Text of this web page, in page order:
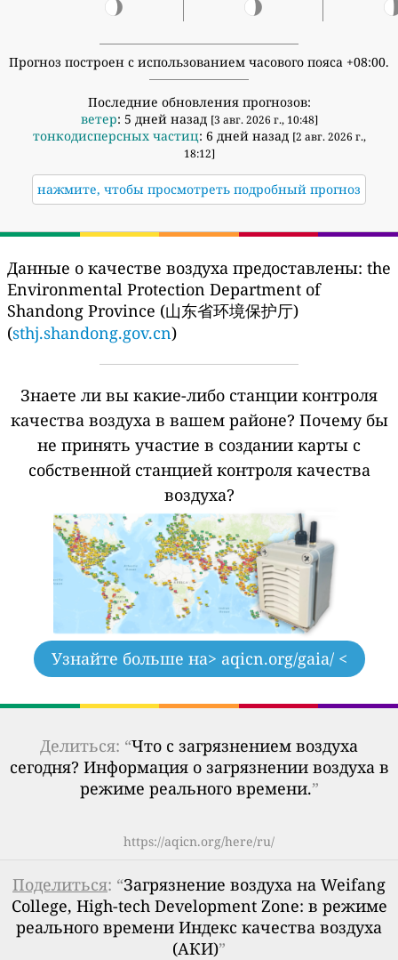
Прогноз построен с использованием часового пояса +08:00.
Последние обновления прогнозов:
ветер: 5 дней назад [3 авг. 2026 г., 10:48]
тонкодисперсных частиц: 6 дней назад [2 авг. 2026 г.,
18:12]
нажмите, чтобы просмотреть подробный прогноз
Данные о качестве воздуха предоставлены: the
Environmental Protection Department of
Shandong Province (山东省环境保护厅)
(sthj.shandong.gov.cn)
Знаете ли вы какие-либо станции контроля
качества воздуха в вашем районе? Почему бы
не принять участие в создании карты с
собственной станцией контроля качества
воздуха?
Узнайте больше на> aqicn.org/gaia/ <
Делиться: “Что с загрязнением воздуха
сегодня? Информация о загрязнении воздуха в
режиме реального времени.”
https://aqicn.org/here/ru/
Поделиться: “Загрязнение воздуха на Weifang
College, High-tech Development Zone: в режиме
реального времени Индекс качества воздуха
(АКИ)”